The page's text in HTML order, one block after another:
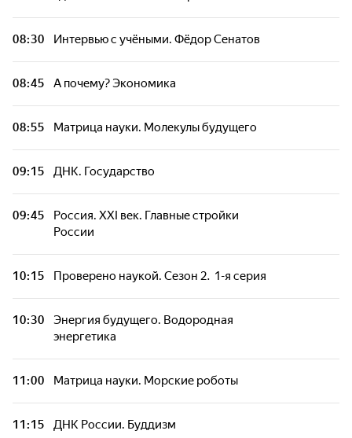
08:30 Интервью с учёными. Фёдор Сенатов
08:45 А почему? Экономика
08:55 Матрица науки. Молекулы будущего
09:15 ДНК. Государство
09:45
Россия. XXI век. Главные стройки
России
10:15 Проверено наукой. Сезон 2. 1-я серия
10:30
Энергия будущего. Водородная
энергетика
11:00 Матрица науки. Морские роботы
11:15 ДНК России. Буддизм